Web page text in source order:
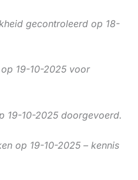
gecontroleerd op 18-
19-10-2025 voor
19-10-2025 doorgevoerd.
op 19-10-2025 – kennis